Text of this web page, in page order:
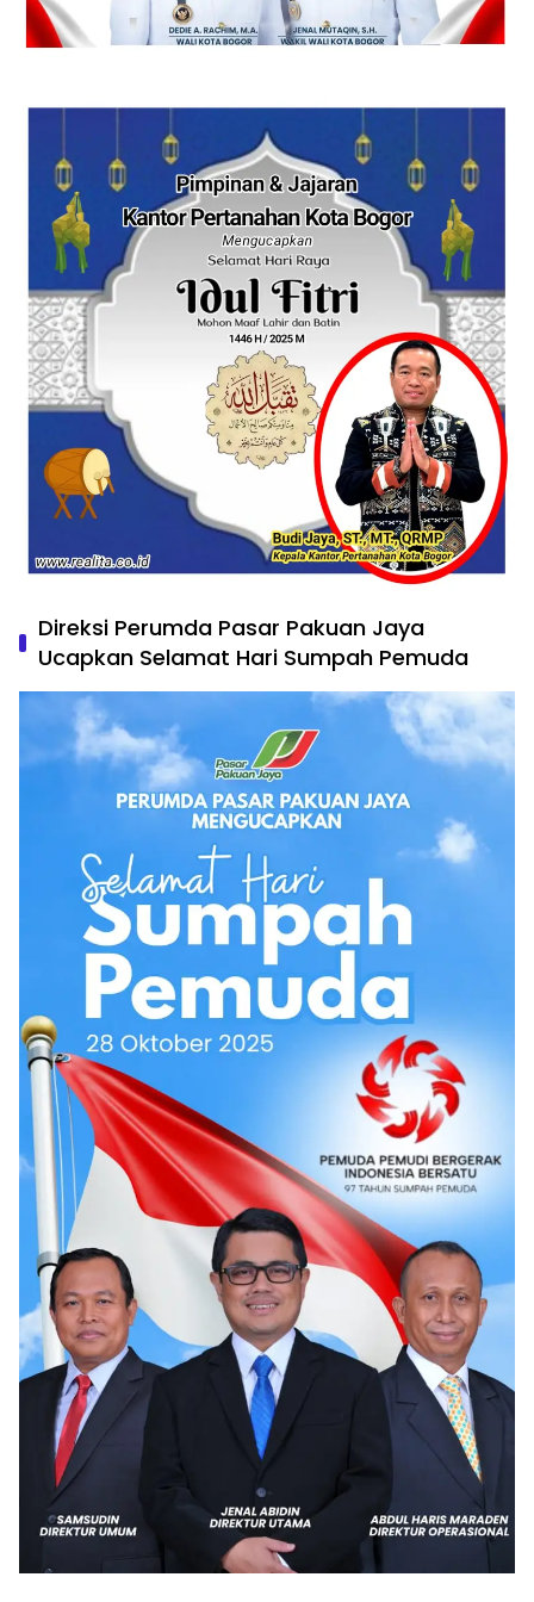
Direksi Perumda Pasar Pakuan Jaya
Ucapkan Selamat Hari Sumpah Pemuda